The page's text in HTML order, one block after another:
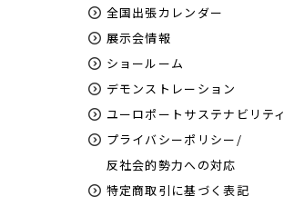
全国出張カレンダー
展示会情報
ショールーム
デモンストレーション
ユーロポートサステナビリティ
プライバシーポリシー/
反社会的勢力への対応
特定商取引に基づく表記